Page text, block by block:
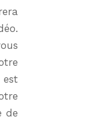
est
de